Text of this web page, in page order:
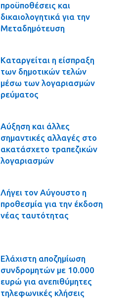
προϋποθέσεις και
δικαιολογητικά για την
Μεταδημότευση
Καταργείται η είσπραξη
των δημοτικών τελών
μέσω των λογαριασμών
ρεύματος
Αύξηση και άλλες
σημαντικές αλλαγές στο
ακατάσχετο τραπεζικών
λογαριασμών
Λήγει τον Αύγουστο η
προθεσμία για την έκδοση
νέας ταυτότητας
Ελάχιστη αποζημίωση
συνδρομητών με 10.000
ευρώ για ανεπιθύμητες
τηλεφωνικές κλήσεις